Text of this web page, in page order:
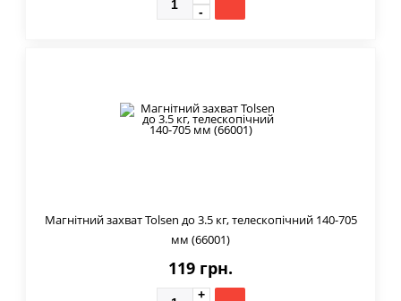
Магнітний захват Tolsen до 3.5 кг, телескопічний 140-705
мм (66001)
119 грн.